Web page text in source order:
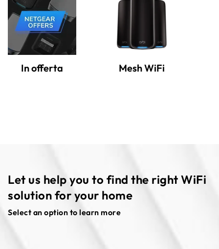
In offerta Mesh WiFi
Let us help you to find the right WiFi
solution for your home
Select an option to learn more